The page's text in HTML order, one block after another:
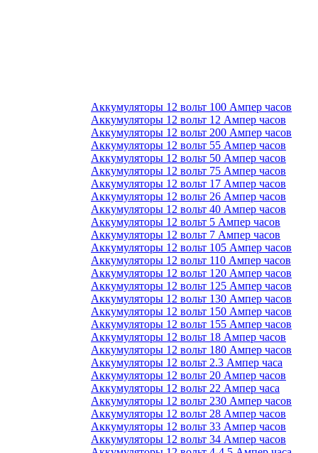
Аккумуляторы 12 вольт 100 Ампер часов
Аккумуляторы 12 вольт 12 Ампер часов
Аккумуляторы 12 вольт 200 Ампер часов
Аккумуляторы 12 вольт 55 Ампер часов
Аккумуляторы 12 вольт 50 Ампер часов
Аккумуляторы 12 вольт 75 Ампер часов
Аккумуляторы 12 вольт 17 Ампер часов
Аккумуляторы 12 вольт 26 Ампер часов
Аккумуляторы 12 вольт 40 Ампер часов
Аккумуляторы 12 вольт 5 Ампер часов
Аккумуляторы 12 вольт 7 Ампер часов
Аккумуляторы 12 вольт 105 Ампер часов
Аккумуляторы 12 вольт 110 Ампер часов
Аккумуляторы 12 вольт 120 Ампер часов
Аккумуляторы 12 вольт 125 Ампер часов
Аккумуляторы 12 вольт 130 Ампер часов
Аккумуляторы 12 вольт 150 Ампер часов
Аккумуляторы 12 вольт 155 Ампер часов
Аккумуляторы 12 вольт 18 Ампер часов
Аккумуляторы 12 вольт 180 Ампер часов
Аккумуляторы 12 вольт 2.3 Ампер часа
Аккумуляторы 12 вольт 20 Ампер часов
Аккумуляторы 12 вольт 22 Ампер часа
Аккумуляторы 12 вольт 230 Ампер часов
Аккумуляторы 12 вольт 28 Ампер часов
Аккумуляторы 12 вольт 33 Ампер часов
Аккумуляторы 12 вольт 34 Ампер часов